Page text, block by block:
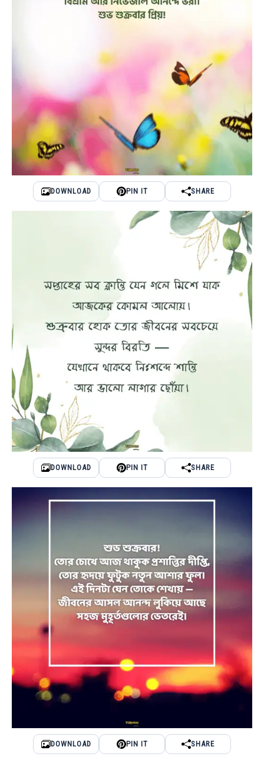
DOWNLOAD PIN IT SHARE
DOWNLOAD PIN IT SHARE
DOWNLOAD PIN IT SHARE